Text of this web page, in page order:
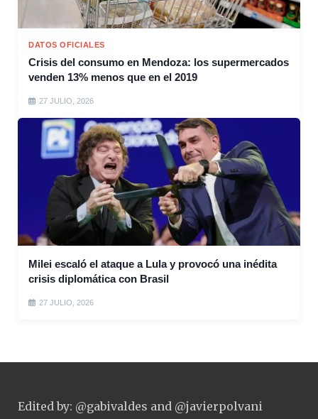
DATOS OFICIALES
Crisis del consumo en Mendoza: los supermercados
venden 13% menos que en el 2019
27 JULIO, 2026
Milei escaló el ataque a Lula y provocó una inédita
crisis diplomática con Brasil
27 JULIO, 2026
Edited by: @gabivaldes and @javierpolvani